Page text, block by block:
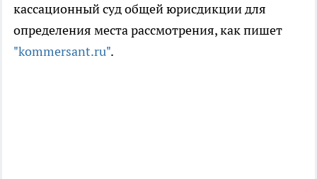
кассационный суд общей юрисдикции для
определения места рассмотрения, как пишет
"kommersant.ru".